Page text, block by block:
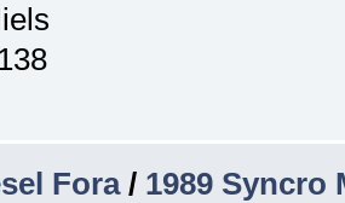
Fora/ 1989 Syncro